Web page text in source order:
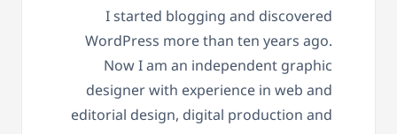
I started blogging and discovered
WordPress more than ten years ago.
Now I am an independent graphic
designer with experience in web and
editorial design, digital production and